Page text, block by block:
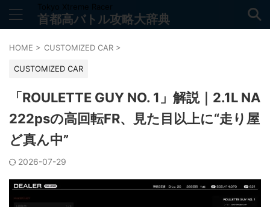
Tokyo Xtreme Racer
首都高バトル攻略大辞典
HOME > CUSTOMIZED CAR >
CUSTOMIZED CAR
「ROULETTE GUY NO. 1」解説｜2.1L NA
222psの高回転FR、見た目以上に“走り屋
ど真ん中”
2026-07-29